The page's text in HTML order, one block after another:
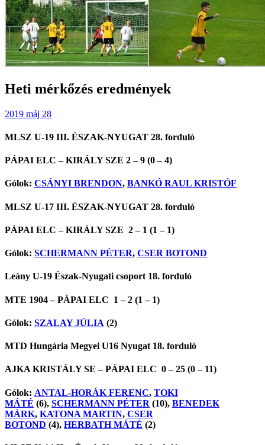
Heti mérkőzés eredmények
2019 máj 28
MLSZ U-19 III. ÉSZAK-NYUGAT 28. forduló
PÁPAI ELC – KIRÁLY SZE 2 – 9 (0 – 4)
Gólok: CSÁNYI BRENDON, BANKÓ RAUL KRISTÓF
MLSZ U-17 III. ÉSZAK-NYUGAT 28. forduló
PÁPAI ELC – KIRÁLY SZE 2 – 1 (1 – 1)
Gólok: SCHERMANN PÉTER, CSER BOTOND
Leány U-19 Észak-Nyugati csoport 18. forduló
MTE 1904 – PÁPAI ELC 1 – 2 (1 – 1)
Gólok: SZALAY JÚLIA (2)
MTD Hungária Megyei U16 Nyugat 18. forduló
AJKA KRISTÁLY SE – PÁPAI ELC 0 – 25 (0 – 11)
Gólok: ANTAL-HORÁK FERENC, TOKI
MÁTÉ (6), SCHERMANN PÉTER (10), BENEDEK
MÁRK, KATONA MARTIN, CSER
BOTOND (4), HERBATH MÁTÉ (2)